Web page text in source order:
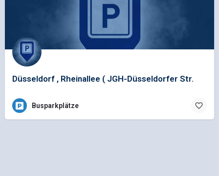
Düsseldorf , Rheinallee ( JGH-Düsseldorfer Str.
Busparkplätze